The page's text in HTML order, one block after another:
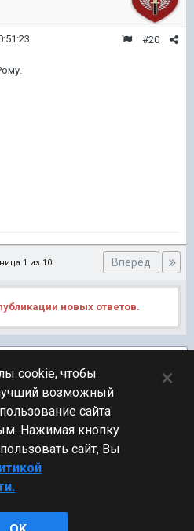
#20
Вперёд
1 из 10
новых ответов.
cookie, чтобы
возможный
сайта
Нажимая кнопку
сайт, Вы
×